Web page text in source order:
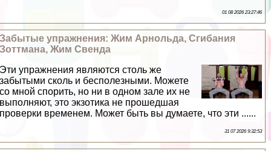
01 08 2026 23:27:46
Забытые упражнения: Жим Арнольда, Сгибания
Зоттмана, Жим Свенда
Эти упражнения являются столь же
забытыми сколь и бесполезными. Можете
со мной спорить, но ни в одном зале их не
выполняют, это экзотика не прошедшая
проверки временем. Может быть вы думаете, что эти ......
31 07 2026 9:32:53